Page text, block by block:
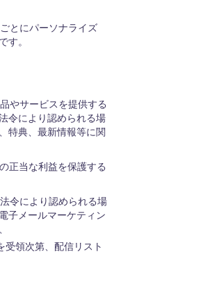
とにパーソナライズ
す。
やサービスを提供する
令により認められる場
特典、最新情報等に関
正当な利益を保護する
令により認められる場
子メールマーケティン
領次第、配信リスト